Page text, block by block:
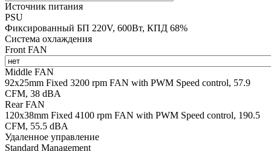
Источник питания
PSU
Фиксированный БП 220V, 600Вт, КПД 68%
Система охлаждения
Front FAN
Middle FAN
92х25mm Fixed 3200 rpm FAN with PWM Speed control, 57.9
CFM, 38 dBA
Rear FAN
120х38mm Fixed 4100 rpm FAN with PWM Speed control, 190.5
CFM, 55.5 dBA
Удаленное управление
Standard Management